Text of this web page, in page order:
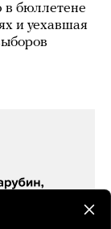
бюллетене
и уехавшая